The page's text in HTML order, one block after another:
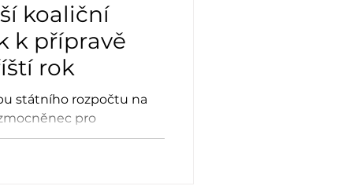
koaliční
k přípravě
rok
státního rozpočtu na
pro
Deal Filip Turek,
a jejich čestný